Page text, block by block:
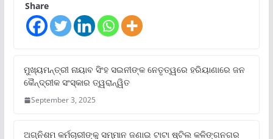
Share
ମୁଖ୍ୟମନ୍ତ୍ରୀ ନାୟାବ ସିଂହ ସଇନୀଙ୍କ ନେତୃତ୍ୱରେ ହରିୟାଣାରେ ଜନ
କୈନ୍ଦ୍ରୀକ ସଂସ୍କାର ତ୍ୱରାନ୍ୱିତ
September 3, 2025
ଅଗ୍ନିଶମ କର୍ମଚାରୀଙ୍କୁ ସମ୍ମାନ ଜଣାଇ ଟାଟା ଷ୍ଟିଲ କଳିଙ୍ଗନଗର